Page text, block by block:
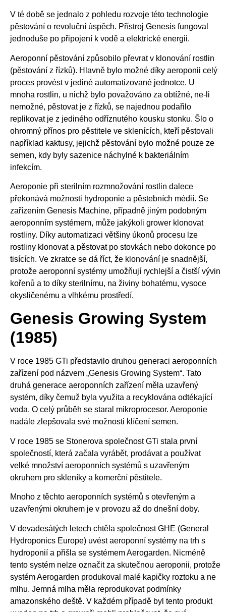
V té době se jednalo z pohledu rozvoje této technologie
pěstování o revoluční úspěch. Přístroj Genesis fungoval
jednoduše po připojení k vodě a elektrické energii.
Aeroponní pěstování způsobilo převrat v klonování rostlin
(pěstování z řízků). Hlavně bylo možné díky aeroponii celý
proces provést v jediné automatizované jednotce. U
mnoha rostlin, u nichž bylo považováno za obtížné, ne-li
nemožné, pěstovat je z řízků, se najednou podařilo
replikovat je z jediného odříznutého kousku stonku. Šlo o
ohromný přínos pro pěstitele ve sklenících, kteří pěstovali
například kaktusy, jejichž pěstování bylo možné pouze ze
semen, kdy byly sazenice náchylné k bakteriálním
infekcím.
Aeroponie při sterilním rozmnožování rostlin dalece
překonává možnosti hydroponie a pěstebních médií. Se
zařízením Genesis Machine, případně jiným podobným
aeroponním systémem, může jakýkoli grower klonovat
rostliny. Díky automatizaci většiny úkonů procesu lze
rostliny klonovat a pěstovat po stovkách nebo dokonce po
tisících. Ve zkratce se dá říct, že klonování je snadnější,
protože aeroponní systémy umožňují rychlejší a čistší vývin
kořenů a to díky sterilnímu, na živiny bohatému, vysoce
okysličenému a vlhkému prostředí.
Genesis Growing System
(1985)
V roce 1985 GTi představilo druhou generaci aeroponních
zařízení pod názvem „Genesis Growing System“. Tato
druhá generace aeroponních zařízení měla uzavřený
systém, díky čemuž byla využita a recyklována odtékající
voda. O celý průběh se staral mikroprocesor. Aeroponie
nadále zlepšovala své možnosti klíčení semen.
V roce 1985 se Stonerova společnost GTi stala první
společností, která začala vyrábět, prodávat a používat
velké množství aeroponních systémů s uzavřeným
okruhem pro skleníky a komerční pěstitele.
Mnoho z těchto aeroponních systémů s otevřeným a
uzavřenými okruhem je v provozu až do dnešní doby.
V devadesátých letech chtěla společnost GHE (General
Hydroponics Europe) uvést aeroponní systémy na trh s
hydroponií a přišla se systémem Aerogarden. Nicméně
tento systém nelze označit za skutečnou aeroponii, protože
systém Aerogarden produkoval malé kapičky roztoku a ne
mlhu. Jemná mlha měla reprodukovat podmínky
amazonského deště. V každém případě byl tento produkt